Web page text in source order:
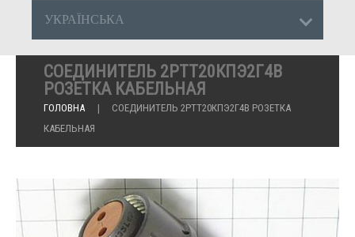
УКРАЇНСЬКА
СОЕДИНИТЕЛЬ 2РТТ20КПЭ2Г4В
РОЗЕТКА КАБЕЛЬНАЯ
ГОЛОВНА
СОЕДИНИТЕЛЬ 2РТТ20КПЭ2Г4В РОЗЕТКА
КАБЕЛЬНАЯ